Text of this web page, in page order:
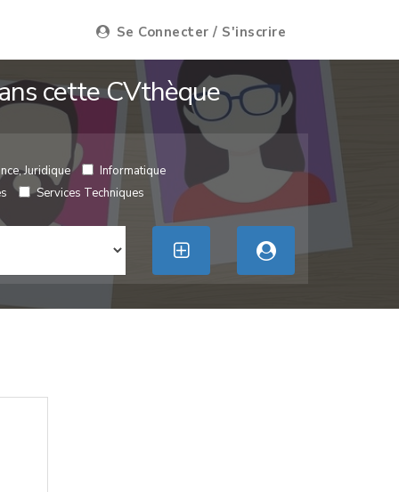
Se Connecter / S'inscrire
cette CVthèque
Juridique
Informatique
Services Techniques